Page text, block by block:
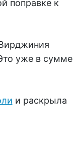
поправке к
уже в сумме
и раскрыла